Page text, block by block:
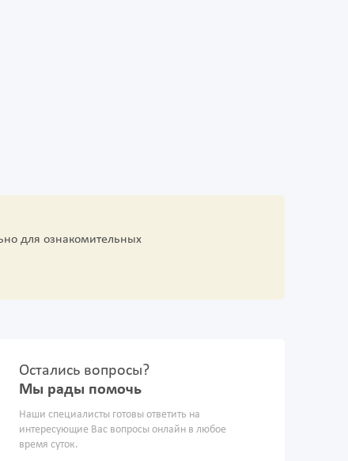
для ознакомительных
Остались вопросы?
Мы рады помочь
Наши специалисты готовы ответить на
интересующие Вас вопросы онлайн в любое
время суток.